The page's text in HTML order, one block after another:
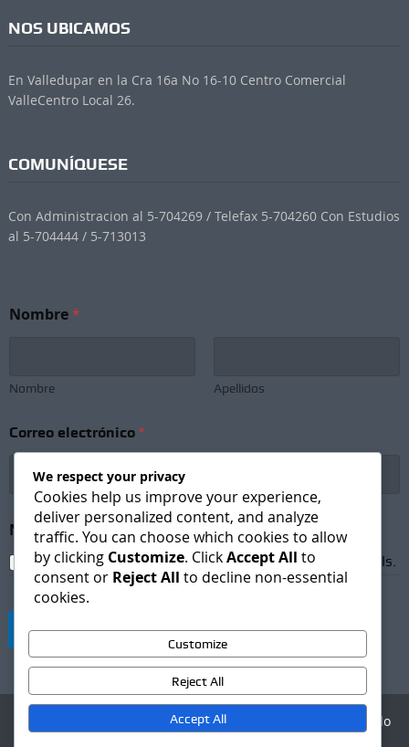
NOS UBICAMOS
En Valledupar en la Cra 16a No 16-10 Centro Comercial
ValleCentro Local 26.
COMUNÍQUESE
Con Administracion al 5-704269 / Telefax 5-704260 Con Estudios
al 5-704444 / 5-713013
S
c
p
t
e
e
r
n
Nombre*
Nombre Apellidos
Correo electrónico *
Newsletter Subscription*
I agree to receive newsletters and promotional emails.
Suscribirse
Agencia Digital - Desarrollo
We respect your privacy
Cookies help us improve your experience,
deliver personalized content, and analyze
traffic. You can choose which cookies to allow
by clicking Customize. ClickAccept All to
consent or Reject All to decline non-essential
cookies.
Customize
Reject All
Accept All